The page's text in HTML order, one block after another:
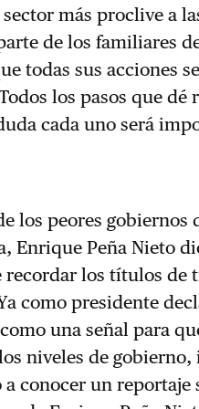
más proclive a
de los familiares
todas sus acciones
los pasos que dé
cada uno será
los peores gobiernos
Enrique Peña Nieto
los títulos de
como presidente
una señal para
niveles de
conocer un